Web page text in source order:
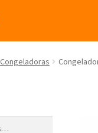
Congeladoras